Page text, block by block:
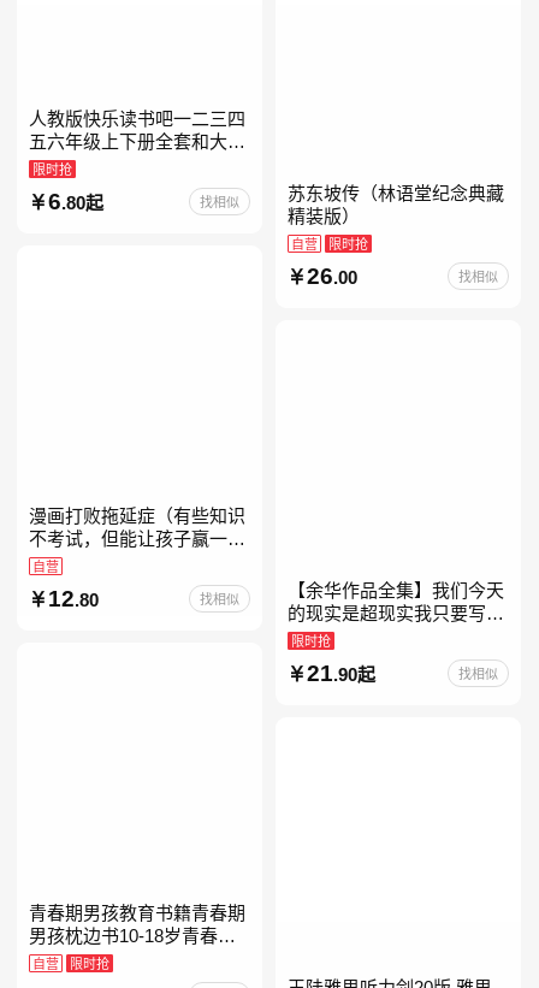
人教版快乐读书吧一二三四
五六年级上下册全套和大人
一起读人教版读读童谣和儿
歌小鲤鱼跳龙门中国古代寓
言安徒生童话学生阅读课外
限时抢
6.80起 找相似
苏东坡传（林语堂纪念典藏
精装版）
自营 限时抢
26.00 找相似
漫画打败拖延症（有些知识
不考试，但能让孩子赢一辈
子。减少压力、增强自信、
把握机遇、培养自律，结合
“小行动”触发大脑行动开
自营
12.80 找相似
【余华作品全集】我们今天
的现实是超现实我只要写作
就是回家卢克明的偷偷一笑
余华新书活着世界上的迷路
者余华写作课文学课山谷微
限时抢
21 .90起 找相似
青春期男孩教育书籍青春期
男孩枕边书10-18岁青春期
男孩成长手册男生叛逆期非
暴力家庭教育父母心理学性
自营 限时抢